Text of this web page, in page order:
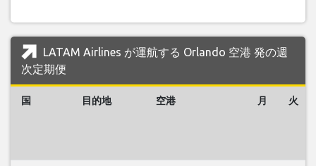
LATAM Airlines が運航する Orlando 空港 発の週
次定期便
国 目的地 空港 月 火